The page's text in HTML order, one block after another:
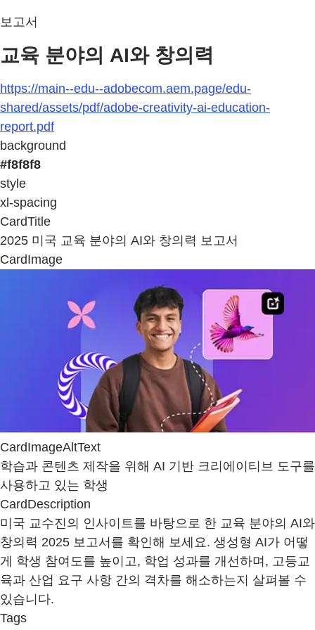
보고서
교육 분야의 AI와 창의력
https://main--edu--adobecom.aem.page/edu-
shared/assets/pdf/adobe-creativity-ai-education-
report.pdf
background
#f8f8f8
style
xl-spacing
CardTitle
2025 미국 교육 분야의 AI와 창의력 보고서
CardImage
CardImageAltText
학습과 콘텐츠 제작을 위해 AI 기반 크리에이티브 도구를
사용하고 있는 학생
CardDescription
미국 교수진의 인사이트를 바탕으로 한 교육 분야의 AI와
창의력 2025 보고서를 확인해 보세요. 생성형 AI가 어떻
게 학생 참여도를 높이고, 학업 성과를 개선하며, 고등교
육과 산업 요구 사항 간의 격차를 해소하는지 살펴볼 수
있습니다.
Tags